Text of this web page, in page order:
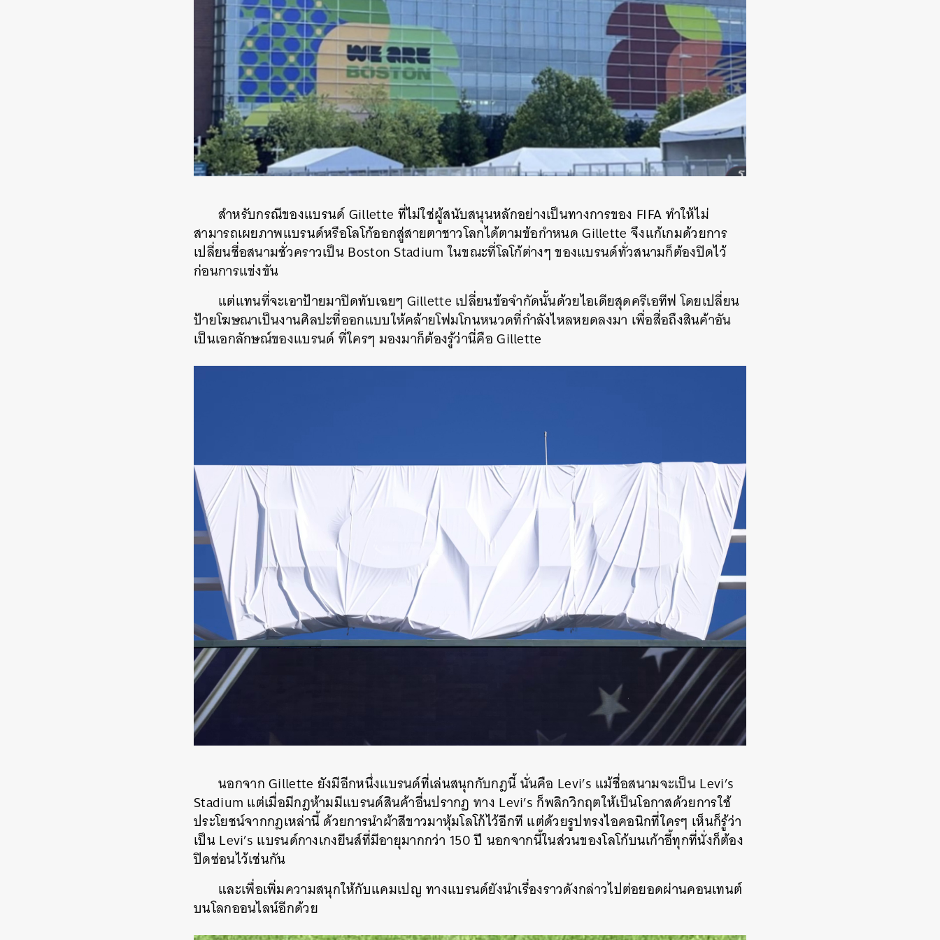
สำหรับกรณีของแบรนด์ Gillette ที่ไม่ใช่ผู้สนับสนุนหลักอย่างเป็นทางการของ FIFA ทำให้ไม่
สามารถเผยภาพแบรนด์หรือโลโก้ออกสู่สายตาชาวโลกได้ตามข้อกำหนด Gillette จึงแก้เกมด้วยการ
เปลี่ยนชื่อสนามชั่วคราวเป็น Boston Stadium ในขณะที่โลโก้ต่างๆ ของแบรนด์ทั่วสนามก็ต้องปิดไว้
ก่อนการแข่งขัน
แต่แทนที่จะเอาป้ายมาปิดทับเฉยๆ Gillette เปลี่ยนข้อจำกัดนั้นด้วยไอเดียสุดครีเอทีฟ โดยเปลี่ยน
ป้ายโฆษณาเป็นงานศิลปะที่ออกแบบให้คล้ายโฟมโกนหนวดที่กำลังไหลหยดลงมา เพื่อสื่อถึงสินค้าอัน
เป็นเอกลักษณ์ของแบรนด์ ที่ใครๆ มองมาก็ต้องรู้ว่านี่คือ Gillette
นอกจาก Gillette ยังมีอีกหนึ่งแบรนด์ที่เล่นสนุกกับกฎนี้ นั่นคือ Levi’s แม้ชื่อสนามจะเป็น Levi’s
Stadium แต่เมื่อมีกฎห้ามมีแบรนด์สินค้าอื่นปรากฏ ทาง Levi’s ก็พลิกวิกฤตให้เป็นโอกาสด้วยการใช้
ประโยชน์จากกฎเหล่านี้ ด้วยการนำผ้าสีขาวมาหุ้มโลโก้ไว้อีกที แต่ด้วยรูปทรงไอคอนิกที่ใครๆ เห็นก็รู้ว่า
เป็น Levi’s แบรนด์กางเกงยีนส์ที่มีอายุมากกว่า 150 ปี นอกจากนี้ในส่วนของโลโก้บนเก้าอี้ทุกที่นั่งก็ต้อง
ปิดซ่อนไว้เช่นกัน
และเพื่อเพิ่มความสนุกให้กับแคมเปญ ทางแบรนด์ยังนำเรื่องราวดังกล่าวไปต่อยอดผ่านคอนเทนต์
บนโลกออนไลน์อีกด้วย
SHARE TWEET LINE EMAIL